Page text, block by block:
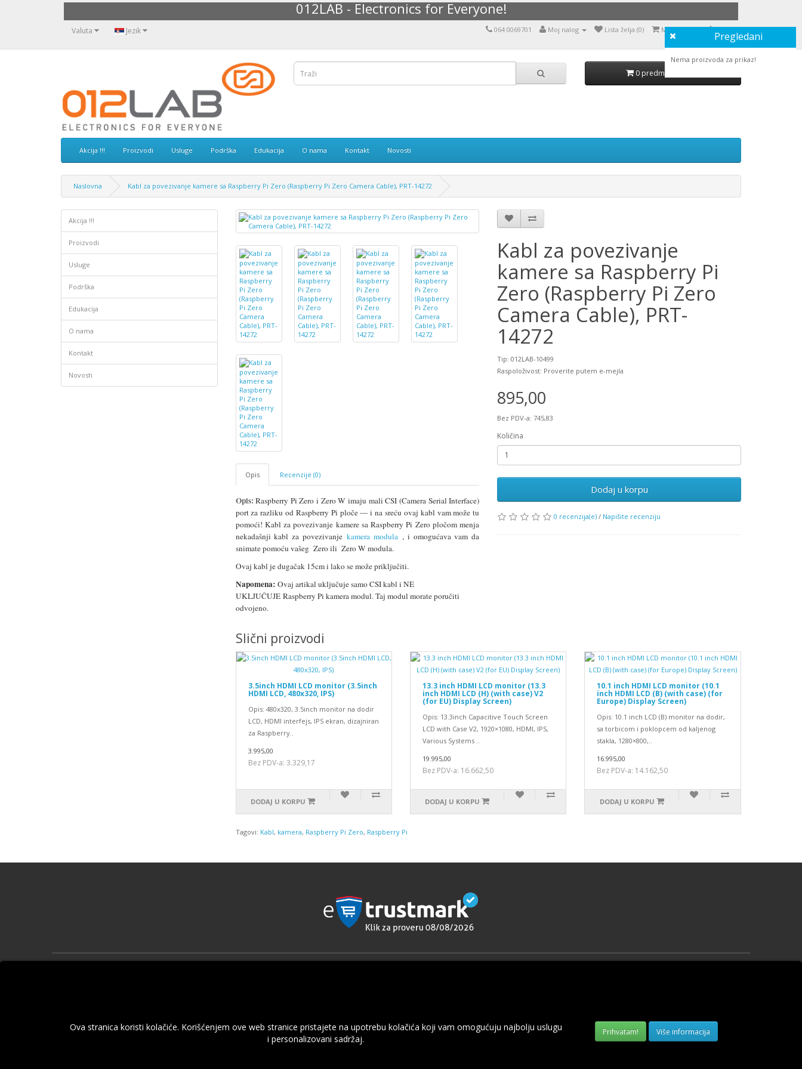
Ova stranica koristi kolačiće. Korišćenjem ove web stranice pristajete na upotrebu kolačića koji vam omogućuju najbolju uslugu
i personalizovani sadržaj.
Više informacija
012LAB - Electronics for Everyone!
Valuta Jezik 064 0069701 Moj nalog Lista želja (0) Moja korpa Naruči
0 predmet(a) - 0,00
Akcija !!! Proizvodi Usluge Podrška Edukacija O nama Kontakt Novosti
Naslovna Kabl za povezivanje kamere sa Raspberry Pi Zero (Raspberry Pi Zero Camera Cable), PRT-14272
Akcija !!!
Proizvodi
Usluge
Podrška
Edukacija
O nama
Kontakt
Novosti
Pregledani
Nema proizvoda za prikaz!
Opis Recenzije (0)
Opis: Raspberry Pi Zero i Zero W imaju mali CSI (Camera Serial Interface)
port za razliku od Raspberry Pi ploče — i na sreću ovaj kabl vam može tu
pomoći! Kabl za povezivanje kamere sa Raspberry Pi Zero pločom menja
nekadašnji kabl za povezivanje kamera modula, i omogućava vam da
snimate pomoću vašeg Zero ili Zero W modula.
Ovaj kabl je dugačak 15cm i lako se može priključiti.
Napomena:Ovaj artikal uključuje samo CSI kabl i NE
UKLJUČUJE Raspberry Pi kamera modul. Taj modul morate poručiti
odvojeno.
Kabl za povezivanje
kamere sa Raspberry Pi
Zero (Raspberry Pi Zero
Camera Cable), PRT-
14272
Tip: 012LAB-10499
Raspoloživost: Proverite putem e-mejla
895,00
Bez PDV-a: 745,83
Količina
Dodaj u korpu
0 recenzija(e) / Napišite recenziju
Slični proizvodi
3.5inch HDMI LCD monitor (3.5inch
HDMI LCD, 480x320, IPS)
Opis: 480x320, 3.5inch monitor na dodir
LCD, HDMI interfejs, IPS ekran, dizajniran
za Raspberry..
3.995,00
Bez PDV-a: 3.329,17
DODAJ U KORPU
13.3 inch HDMI LCD monitor (13.3
inch HDMI LCD (H) (with case) V2
(for EU) Display Screen)
Opis: 13.3inch Capacitive Touch Screen
LCD with Case V2, 1920×1080, HDMI, IPS,
Various Systems ..
19.995,00
Bez PDV-a: 16.662,50
DODAJ U KORPU
10.1 inch HDMI LCD monitor (10.1
inch HDMI LCD (B) (with case) (for
Europe) Display Screen)
Opis: 10.1 inch LCD (B) monitor na dodir,
sa torbicom i poklopcem od kaljenog
stakla, 1280×800,..
16.995,00
Bez PDV-a: 14.162,50
DODAJ U KORPU
Tagovi: Kabl, kamera, Raspberry Pi Zero, Raspberry Pi
Pravila i uslovi korišćenja
Kontaktirate nas
Specijalne ponude
Obaveštenja